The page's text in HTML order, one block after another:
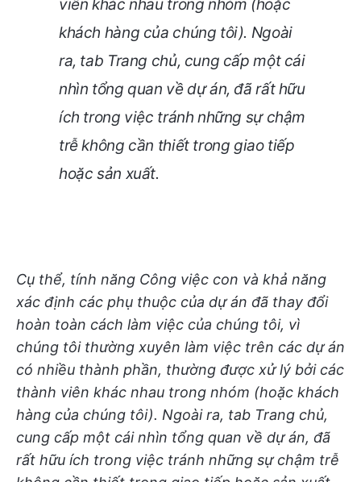
viên khác nhau trong nhóm (hoặc
khách hàng của chúng tôi). Ngoài
ra, tab Trang chủ, cung cấp một cái
nhìn tổng quan về dự án, đã rất hữu
ích trong việc tránh những sự chậm
trễ không cần thiết trong giao tiếp
hoặc sản xuất.
Cụ thể, tính năng Công việc con và khả năng
xác định các phụ thuộc của dự án đã thay đổi
hoàn toàn cách làm việc của chúng tôi, vì
chúng tôi thường xuyên làm việc trên các dự án
có nhiều thành phần, thường được xử lý bởi các
thành viên khác nhau trong nhóm (hoặc khách
hàng của chúng tôi). Ngoài ra, tab Trang chủ,
cung cấp một cái nhìn tổng quan về dự án, đã
rất hữu ích trong việc tránh những sự chậm trễ